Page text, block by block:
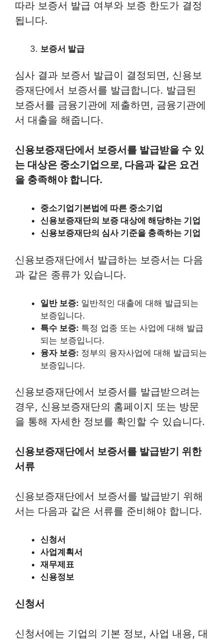
따라 보증서 발급 여부와 보증 한도가 결정
됩니다.
보증서 발급
심사 결과 보증서 발급이 결정되면, 신용보
증재단에서 보증서를 발급합니다. 발급된
보증서를 금융기관에 제출하면, 금융기관에
서 대출을 해줍니다.
신용보증재단에서 보증서를 발급받을 수 있
는 대상은 중소기업으로, 다음과 같은 요건
을 충족해야 합니다.
중소기업기본법에 따른 중소기업
신용보증재단의 보증 대상에 해당하는 기업
신용보증재단의 심사 기준을 충족하는 기업
신용보증재단에서 발급하는 보증서는 다음
과 같은 종류가 있습니다.
일반 보증: 일반적인 대출에 대해 발급되는
보증입니다.
특수 보증: 특정 업종 또는 사업에 대해 발급
되는 보증입니다.
융자 보증: 정부의 융자사업에 대해 발급되는
보증입니다.
신용보증재단에서 보증서를 발급받으려는
경우, 신용보증재단의 홈페이지 또는 방문
을 통해 자세한 정보를 확인할 수 있습니다.
신용보증재단에서 보증서를 발급받기 위한
서류
신용보증재단에서 보증서를 발급받기 위해
서는 다음과 같은 서류를 준비해야 합니다.
신청서
사업계획서
재무제표
신용정보
신청서
신청서에는 기업의 기본 정보, 사업 내용, 대